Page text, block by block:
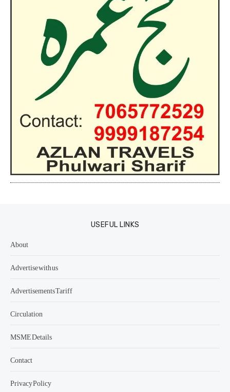
USEFUL LINKS
About
Advertise with us
Advertisements Tariff
Circulation
MSME Details
Contact
Privacy Policy